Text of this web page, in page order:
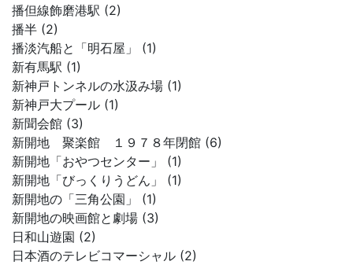
播但線飾磨港駅 (2)
播半 (2)
播淡汽船と「明石屋」 (1)
新有馬駅 (1)
新神戸トンネルの水汲み場 (1)
新神戸大プール (1)
新聞会館 (3)
新開地 聚楽館 １９７８年閉館 (6)
新開地「おやつセンター」 (1)
新開地「びっくりうどん」 (1)
新開地の「三角公園」 (1)
新開地の映画館と劇場 (3)
日和山遊園 (2)
日本酒のテレビコマーシャル (2)